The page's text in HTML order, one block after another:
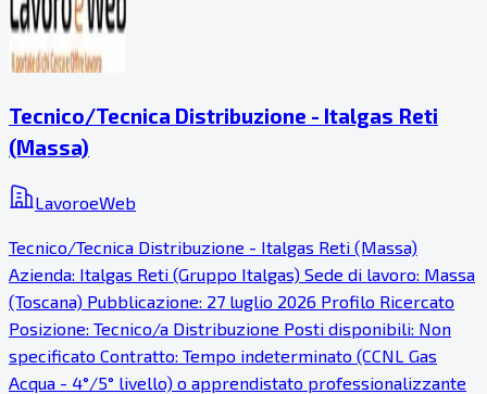
Tecnico/Tecnica Distribuzione - Italgas Reti
(Massa)
LavoroeWeb
Tecnico/Tecnica Distribuzione - Italgas Reti (Massa)
Azienda: Italgas Reti (Gruppo Italgas) Sede di lavoro: Massa
(Toscana) Pubblicazione: 27 luglio 2026 Profilo Ricercato
Posizione: Tecnico/a Distribuzione Posti disponibili: Non
specificato Contratto: Tempo indeterminato (CCNL Gas
Acqua - 4°/5° livello) o apprendistato professionalizzante